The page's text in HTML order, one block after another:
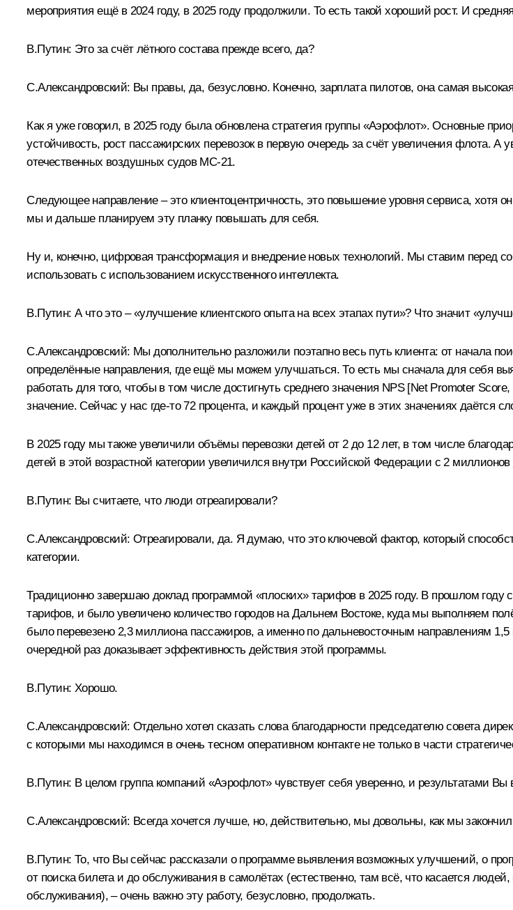
мероприятия ещё в 2024 году, в 2025 году продолжили. То есть такой хороший рост. И
В.Путин: Это за счёт лётного состава прежде всего, да?
С.Александровский: Вы правы, да, безусловно. Конечно, зарплата пилотов, она самая
Как я уже говорил, в 2025 году была обновлена стратегия группы «Аэрофлот». Основные
устойчивость, рост пассажирских перевозок в первую очередь за счёт увеличения флота.
отечественных воздушных судов МС-21.
Следующее направление – это клиентоцентричность, это повышение уровня сервиса, хотя
мы и дальше планируем эту планку повышать для себя.
Ну и, конечно, цифровая трансформация и внедрение новых технологий. Мы ставим перед
использовать с использованием искусственного интеллекта.
В.Путин: А что это – «улучшение клиентского опыта на всех этапах пути»? Что значит
С.Александровский: Мы дополнительно разложили поэтапно весь путь клиента: от начала
определённые направления, где ещё мы можем улучшаться. То есть мы сначала для себя
работать для того, чтобы в том числе достигнуть среднего значения NPS [Net Promoter
значение. Сейчас у нас где-то 72 процента, и каждый процент уже в этих значениях даётся
В 2025 году мы также увеличили объёмы перевозки детей от 2 до 12 лет, в том числе
детей в этой возрастной категории увеличился внутри Российской Федерации с 2
В.Путин: Вы считаете, что люди отреагировали?
С.Александровский: Отреагировали, да. Я думаю, что это ключевой фактор, который
категории.
Традиционно завершаю доклад программой «плоских» тарифов в 2025 году. В прошлом году
тарифов, и было увеличено количество городов на Дальнем Востоке, куда мы выполняем
было перевезено 2,3 миллиона пассажиров, а именно по дальневосточным направлениям
очередной раз доказывает эффективность действия этой программы.
В.Путин: Хорошо.
С.Александровский: Отдельно хотел сказать слова благодарности председателю совета
с которыми мы находимся в очень тесном оперативном контакте не только в части
В.Путин: В целом группа компаний «Аэрофлот» чувствует себя уверенно, и результатами
С.Александровский: Всегда хочется лучше, но, действительно, мы довольны, как мы
В.Путин: То, что Вы сейчас рассказали о программе выявления возможных улучшений, о
от поиска билета и до обслуживания в самолётах (естественно, там всё, что касается
обслуживания), – очень важно эту работу, безусловно, продолжать.